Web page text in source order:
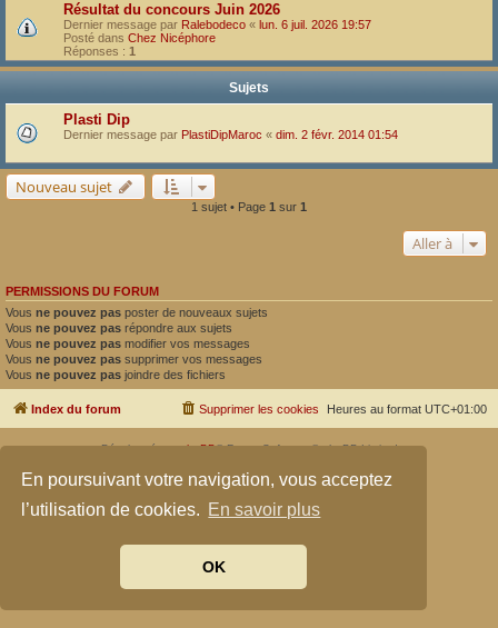
En poursuivant votre navigation, vous acceptez
l’utilisation de cookies. En savoir plus
OK
Résultat du concours Juin 2026
Dernier message par Ralebodeco « lun. 6 juil. 2026 19:57
Posté dans Chez Nicéphore
Réponses : 1
Sujets
Plasti Dip
Dernier message par PlastiDipMaroc « dim. 2 févr. 2014 01:54
Nouveau sujet
1 sujet • Page 1 sur 1
Aller à
PERMISSIONS DU FORUM
Vous ne pouvez pas poster de nouveaux sujets
Vous ne pouvez pas répondre aux sujets
Vous ne pouvez pas modifier vos messages
Vous ne pouvez pas supprimer vos messages
Vous ne pouvez pas joindre des fichiers
Index du forum Heures au format UTC+01:00
Supprimer les cookies
Développé parphpBB® Forum Software © phpBB Limited
Confidentialité| Conditions